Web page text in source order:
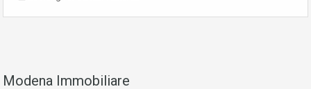
Modena Immobiliare